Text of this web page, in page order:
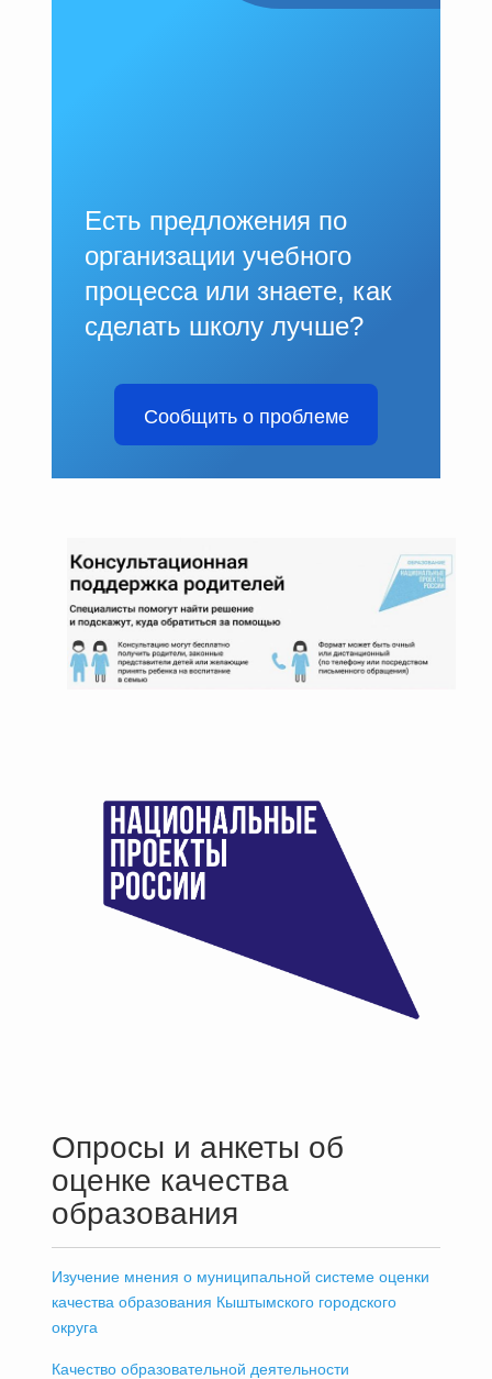
Есть предложения по
организации учебного
процесса или знаете, как
сделать школу лучше?
Сообщить о проблеме
Опросы и анкеты об
оценке качества
образования
Изучение мнения о муниципальной системе оценки
качества образования Кыштымского городского
округа
Качество образовательной деятельности